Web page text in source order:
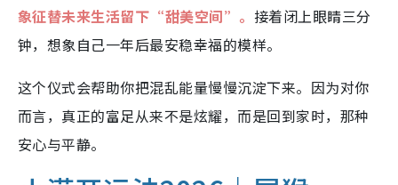
象征替未来生活留下“甜美空间”。 接着闭上眼睛三分
钟，想象自己一年后最安稳幸福的模样。
这个仪式会帮助你把混乱能量慢慢沉淀下来。因为对你
而言，真正的富足从来不是炫耀，而是回到家时，那种
安心与平静。